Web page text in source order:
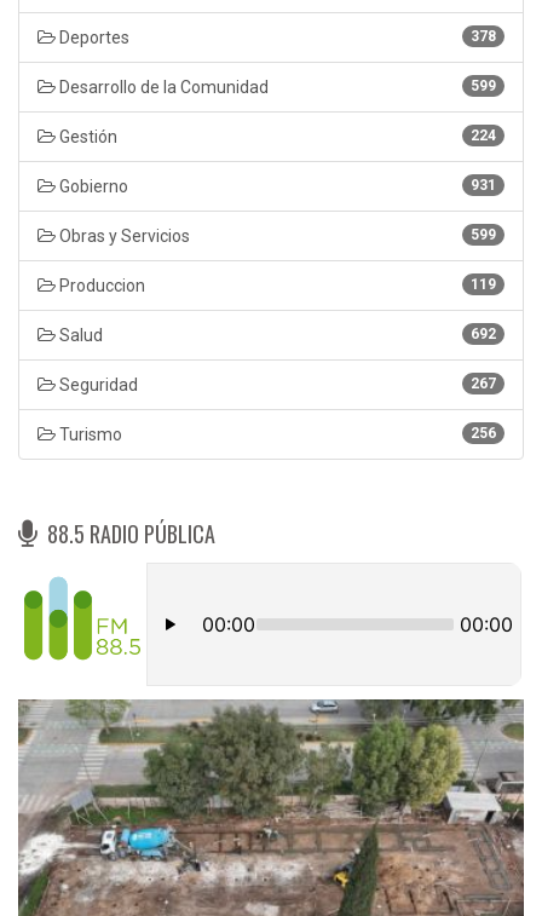
378
Deportes
599
Desarrollo de la Comunidad
224
Gestión
931
Gobierno
599
Obras y Servicios
119
Produccion
692
Salud
267
Seguridad
256
Turismo
88.5 RADIO PÚBLICA